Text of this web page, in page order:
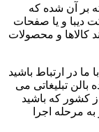
بر آن شده که
دیبا و یا صفحات
کالاها و محصولات
ما در ارتباط باشید
بالن تبلیغاتی می
کشور که باشید
مرحله اجرا